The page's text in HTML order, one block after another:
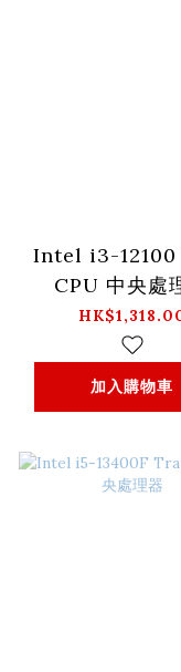
Intel i3-
CPU 中央處
加入購物車